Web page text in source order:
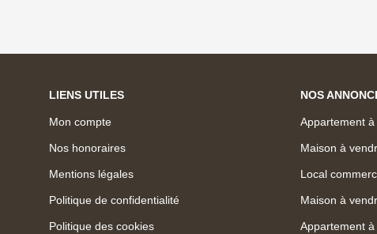
LIENS UTILES
Mon compte
Nos honoraires
Mentions légales
Politique de confidentialité
Politique des cookies
NOS
Appartement
Maison à
Local
Maison à
Appartement